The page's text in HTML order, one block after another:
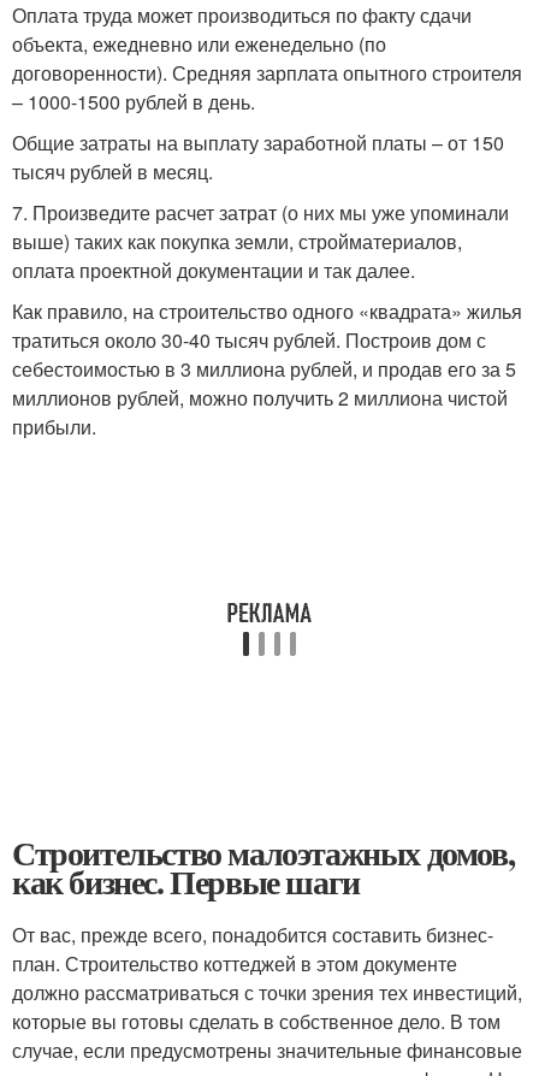
Оплата труда может производиться по факту сдачи
объекта, ежедневно или еженедельно (по
договоренности). Средняя зарплата опытного строителя
– 1000-1500 рублей в день.
Общие затраты на выплату заработной платы – от 150
тысяч рублей в месяц.
7. Произведите расчет затрат (о них мы уже упоминали
выше) таких как покупка земли, стройматериалов,
оплата проектной документации и так далее.
Как правило, на строительство одного «квадрата» жилья
тратиться около 30-40 тысяч рублей. Построив дом с
себестоимостью в 3 миллиона рублей, и продав его за 5
миллионов рублей, можно получить 2 миллиона чистой
прибыли.
Строительство малоэтажных домов,
как бизнес. Первые шаги
От вас, прежде всего, понадобится составить бизнес-
план. Строительство коттеджей в этом документе
должно рассматриваться с точки зрения тех инвестиций,
которые вы готовы сделать в собственное дело. В том
случае, если предусмотрены значительные финансовые